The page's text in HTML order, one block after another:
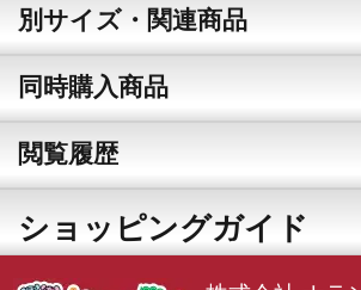
別サイズ・関連商品
同時購入商品
閲覧履歴
ショッピングガイド